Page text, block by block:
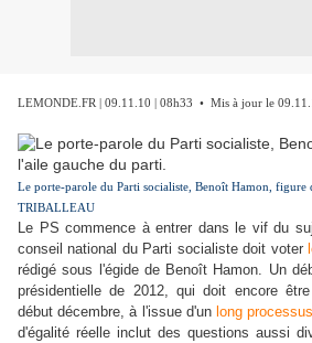
LEMONDE.FR | 09.11.10 | 08h33 • Mis à jour le
Le porte-parole du Parti socialiste, Benoît Hamon,
TRIBALLEAU
Le PS commence à entrer dans le vif du
conseil national du Parti socialiste doit voter
rédigé sous l'égide de Benoît Hamon. Un
présidentielle de 2012, qui doit encore
début décembre, à l'issue d'un long
d'égalité réelle inclut des questions aussi